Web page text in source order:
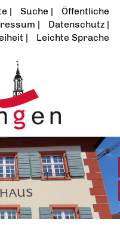
Suche
Öffentliche
Datenschutz
Leichte Sprache